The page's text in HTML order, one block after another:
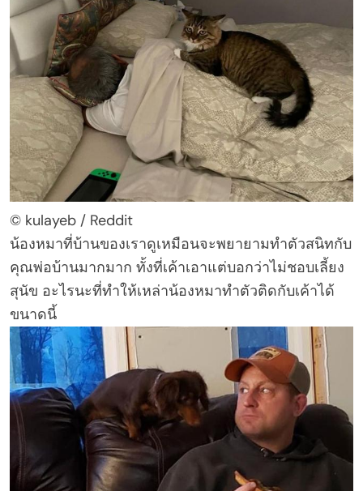
© kulayeb / Reddit
น้องหมาที่บ้านของเราดูเหมือนจะพยายามทำตัวสนิทกับ
คุณพ่อบ้านมากมาก ทั้งที่เค้าเอาแต่บอกว่าไม่ชอบเลี้ยง
สุนัข อะไรนะที่ทำให้เหล่าน้องหมาทำตัวติดกับเค้าได้
ขนาดนี้